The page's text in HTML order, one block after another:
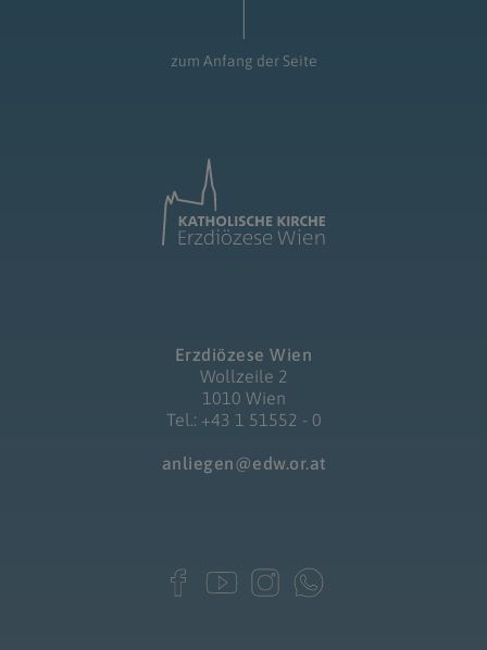
zum Anfang der Seite
Erzdiözese Wien
Wollzeile 2
1010 Wien
Tel.: +43 1 51552 - 0
anliegen@edw.or.at